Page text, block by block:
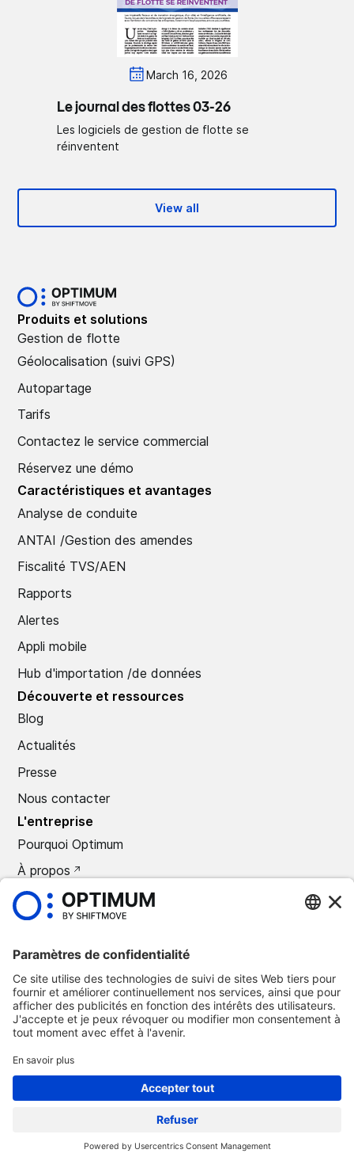
March 16, 2026
Le journal des flottes 03-26
Les logiciels de gestion de flotte se
réinventent
View all
Produits et solutions
Gestion de flotte
Géolocalisation (suivi GPS)
Autopartage
Tarifs
Contactez le service commercial
Réservez une démo
Caractéristiques et avantages
Analyse de conduite
ANTAI /Gestion des amendes
Fiscalité TVS/AEN
Rapports
Alertes
Appli mobile
Hub d'importation /de données
Découverte et ressources
Blog
Actualités
Presse
Nous contacter
L'entreprise
Pourquoi Optimum
À propos
CARRIÈRES
Presse
©2026Optimum Automotive
Politique de confidentialité
Termes et conditions
Avis légal
Suppression Optimum Connect